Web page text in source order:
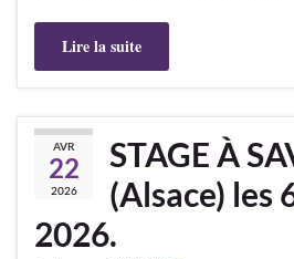
Lire la suite
AVR
22
2026
STAGE À
(Alsace) les
2026.